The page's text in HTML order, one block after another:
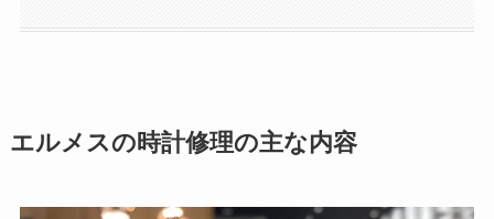
エルメスの時計修理の主な内容